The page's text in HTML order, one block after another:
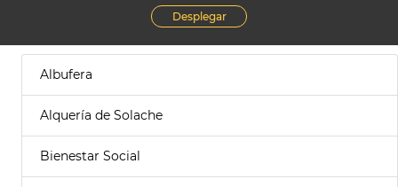
Desplegar
Albufera
Alquería de Solache
Bienestar Social